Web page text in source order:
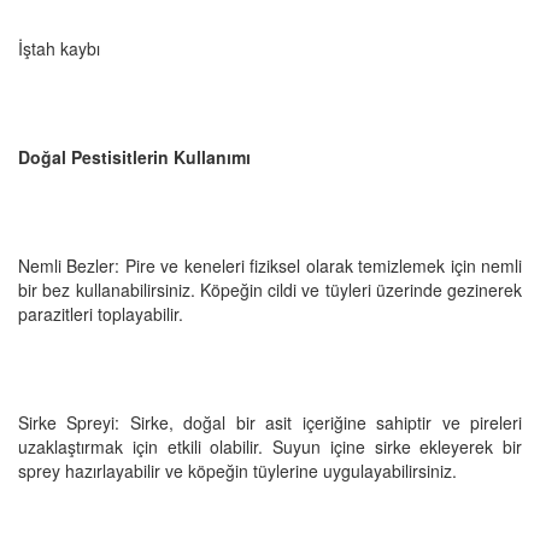
İştah kaybı
Doğal Pestisitlerin Kullanımı
Nemli Bezler: Pire ve keneleri fiziksel olarak temizlemek için nemli
bir bez kullanabilirsiniz. Köpeğin cildi ve tüyleri üzerinde gezinerek
parazitleri toplayabilir.
Sirke Spreyi: Sirke, doğal bir asit içeriğine sahiptir ve pireleri
uzaklaştırmak için etkili olabilir. Suyun içine sirke ekleyerek bir
sprey hazırlayabilir ve köpeğin tüylerine uygulayabilirsiniz.